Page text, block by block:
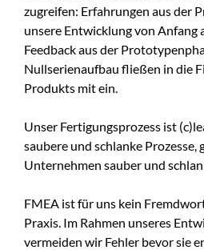
zugreifen: Erfahrungen aus der
unsere Entwicklung von Anfang
Feedback aus der
Nullserienaufbau fließen in die
Produkts mit ein.
Unser Fertigungsprozess ist
saubere und schlanke Prozesse,
Unternehmen sauber und
FMEA ist für uns kein
Praxis. Im Rahmen unseres
vermeiden wir Fehler bevor sie